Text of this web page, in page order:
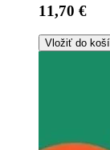
11,70 €
Vložiť do